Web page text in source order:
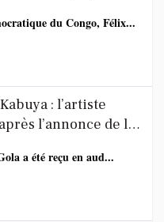
du Congo, Félix...
: l’artiste
l’annonce de la
a été reçu en aud...